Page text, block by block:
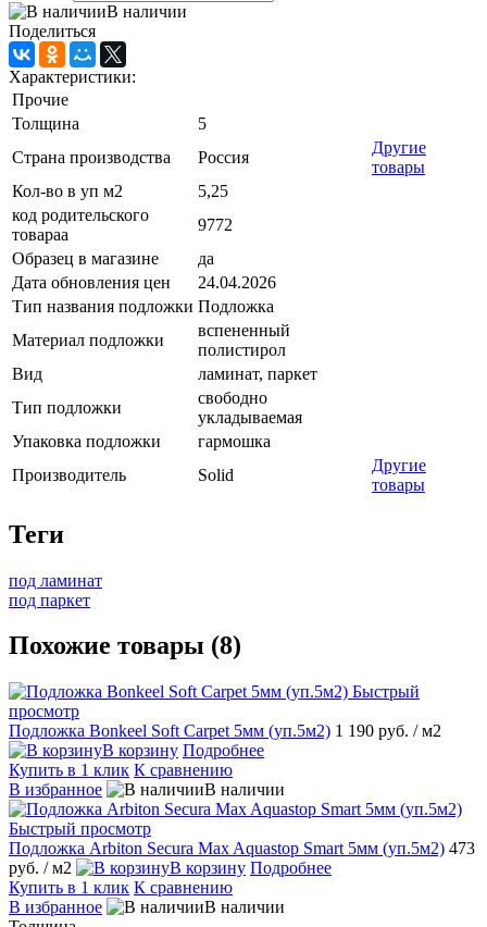
В наличии
Поделиться
Характеристики:
Прочие
Толщина
5
Страна производства
Россия
Другие
товары
Кол-во в уп м2
5,25
код родительского
товараа
9772
Образец в магазине
да
Дата обновления цен
24.04.2026
Тип названия подложки Подложка
Материал подложки
вспененный
полистирол
Вид
ламинат, паркет
Тип подложки
свободно
укладываемая
Упаковка подложки
гармошка
Производитель
Solid
Другие
товары
Теги
под ламинат
под паркет
Похожие товары (8)
Быстрый
просмотр
Подложка Bonkeel Soft Carpet 5мм (уп.5м2) 1 190 руб. / м2
В корзину Подробнее
Купить в 1 клик К сравнению
В избранное
В наличии
Быстрый просмотр
Подложка Arbiton Secura Max Aquastop Smart 5мм (уп.5м2) 473
руб. / м2 В корзину Подробнее
Купить в 1 клик К сравнению
В избранное
В наличии